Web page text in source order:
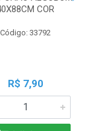
COR
Código: 33792
R$ 7,90